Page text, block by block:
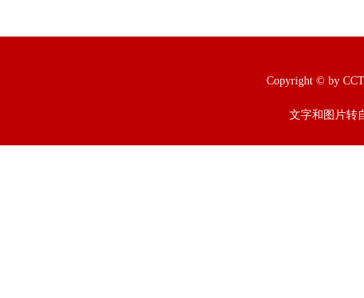
Copyright © by
文字和图片转